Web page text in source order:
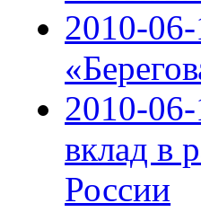
2010-
2010-
вклад в
России